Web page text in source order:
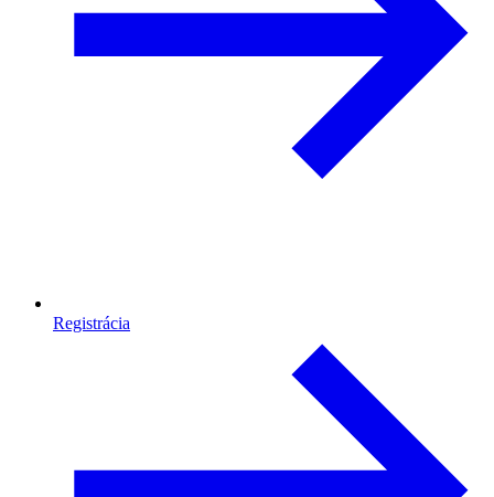
Registrácia